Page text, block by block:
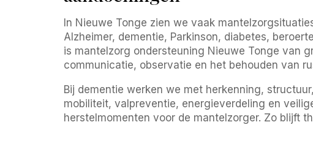
In Nieuwe Tonge zien we vaak
Alzheimer, dementie, Parkinson, diabetes,
is mantelzorg ondersteuning Nieuwe Tonge van
communicatie, observatie en het behouden van
Bij dementie werken we met herkenning,
mobiliteit, valpreventie, energieverdeling en
herstelmomenten voor de mantelzorger. Zo blijft